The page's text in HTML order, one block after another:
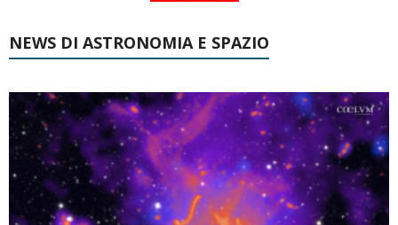
NEWS DI ASTRONOMIA E SPAZIO